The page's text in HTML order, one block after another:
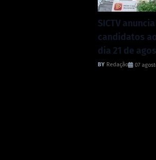
SICTV
candidatos
dia 21 de
Redação 07